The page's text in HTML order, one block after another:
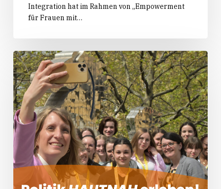
„Empowerment
geflüchteter
Integration hat im Rahmen von „Empowerment
für Frauen mit…
Girls‘
Day
2024:
Hinter
den
Kulissen
der
CDU-
Landtagsfraktion